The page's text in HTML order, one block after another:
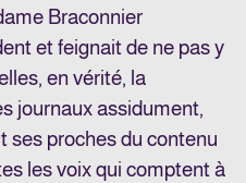
Braconnier
et feignait de ne pas y
en vérité, la
journaux assidument,
ses proches du contenu
les voix qui comptent à